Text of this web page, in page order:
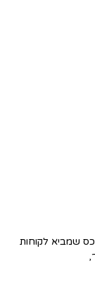
שמביא לקוחות